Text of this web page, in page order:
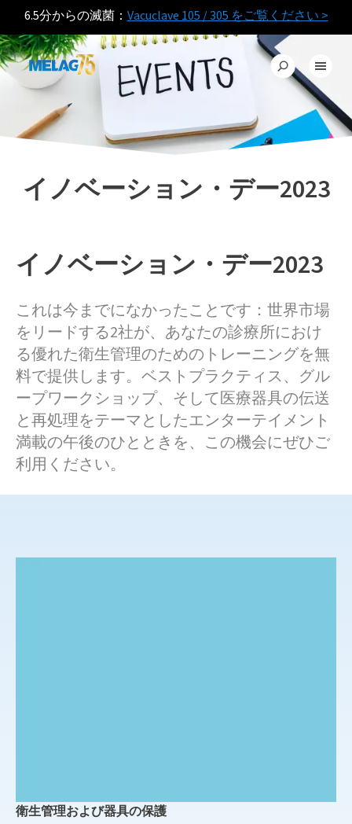
6.5分からの滅菌： Vacuclave 105 / 305 をご覧ください >
イノベーション・デー2023
イノベーション・デー2023
これは今までになかったことです：世界市場
をリードする2社が、あなたの診療所におけ
る優れた衛生管理のためのトレーニングを無
料で提供します。ベストプラクティス、グル
ープワークショップ、そして医療器具の伝送
と再処理をテーマとしたエンターテイメント
満載の午後のひとときを、この機会にぜひご
利用ください。
衛生管理および器具の保護